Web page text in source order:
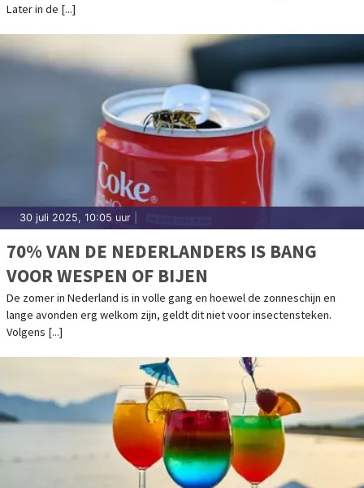
Later in de [...]
30 juli 2025, 10:05 uur
70% VAN DE NEDERLANDERS IS BANG
VOOR WESPEN OF BIJEN
De zomer in Nederland is in volle gang en hoewel de zonneschijn en
lange avonden erg welkom zijn, geldt dit niet voor insectensteken.
Volgens [...]